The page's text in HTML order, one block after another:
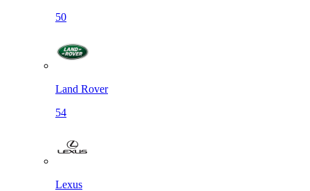
50
Land Rover
54
Lexus